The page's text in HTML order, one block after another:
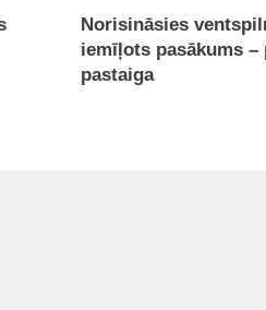
Norisināsies
iemīļots pasākums –
pastaiga